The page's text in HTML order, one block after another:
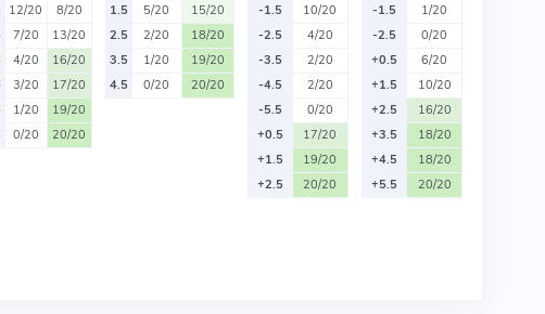
12/20
8/20
7/20
13/20
4/20
16/20
3/20
17/20
1/20
19/20
0/20 20/20
1.5
5/20
15/20
2.5
2/20
18/20
3.5
1/20
19/20
4.5
0/20 20/20
-1.5
10/20
-2.5
4/20
-3.5
2/20
-4.5
2/20
-5.5
0/20
+0.5
17/20
+1.5
19/20
+2.5
20/20
-1.5
1/20
-2.5
0/20
+0.5
6/20
+1.5
10/20
+2.5
16/20
+3.5
18/20
+4.5
18/20
+5.5
20/20